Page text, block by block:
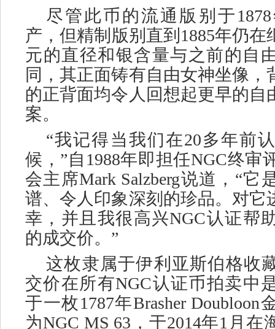
尽管此币的流通版别于
产，但精制版别直到1885年仍
元的直径和银含量与之前的自
同，其正面铸有自由女神坐像，
的正背面均令人回想起更早的自
案。
“我记得当我们在20多年前
候，”自1988年即担任NGC终审
会主席Mark Salzberg说道，“它
谱、令人印象深刻的珍品。对它
幸，并且我很高兴NGC认证帮
的成交价。”
这枚隶属于伊利亚斯伯格收
交价在所有NGC认证币拍卖中
于一枚1787年Brasher Doubloon
为NGC MS 63，于2014年1月在